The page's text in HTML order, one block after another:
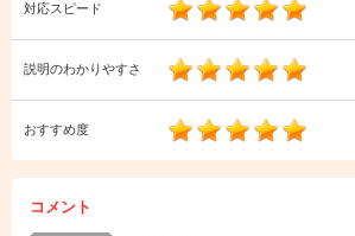
対応スピード
説明のわかりやすさ
おすすめ度
コメント